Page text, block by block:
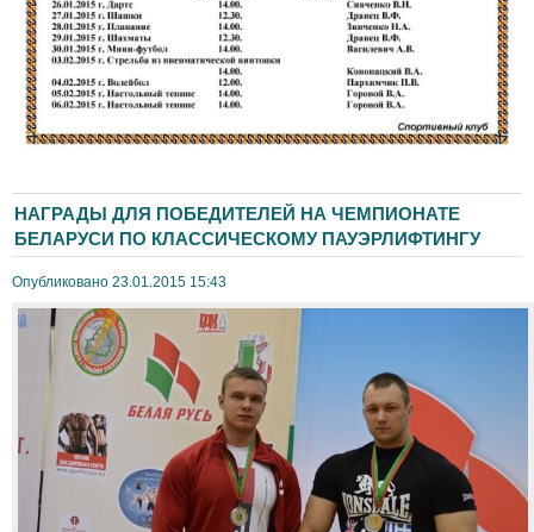
НАГРАДЫ ДЛЯ ПОБЕДИТЕЛЕЙ НА ЧЕМПИОНАТЕ
БЕЛАРУСИ ПО КЛАССИЧЕСКОМУ ПАУЭРЛИФТИНГУ
Опубликовано 23.01.2015 15:43